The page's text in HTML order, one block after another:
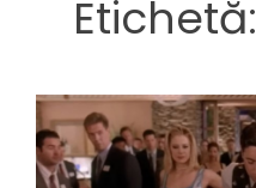
Etichetă: